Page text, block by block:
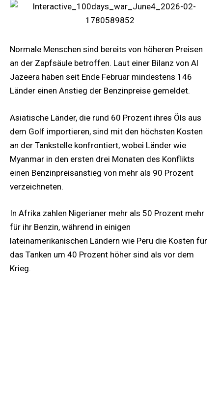
Normale Menschen sind bereits von höheren Preisen
an der Zapfsäule betroffen. Laut einer Bilanz von Al
Jazeera haben seit Ende Februar mindestens 146
Länder einen Anstieg der Benzinpreise gemeldet.
Asiatische Länder, die rund 60 Prozent ihres Öls aus
dem Golf importieren, sind mit den höchsten Kosten
an der Tankstelle konfrontiert, wobei Länder wie
Myanmar in den ersten drei Monaten des Konflikts
einen Benzinpreisanstieg von mehr als 90 Prozent
verzeichneten.
In Afrika zahlen Nigerianer mehr als 50 Prozent mehr
für ihr Benzin, während in einigen
lateinamerikanischen Ländern wie Peru die Kosten für
das Tanken um 40 Prozent höher sind als vor dem
Krieg.